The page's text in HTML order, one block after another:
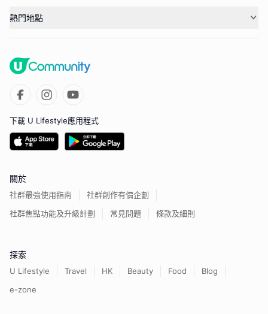
熱門地點
下載 U Lifestyle應用程式
關於
社群最強使用指南
社群創作有價企劃
社群焦點功能及升級計劃
常見問題 條款及細則
探索
U Lifestyle Travel HK Beauty Food
Blog
e-zone